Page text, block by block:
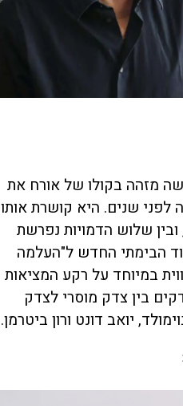
מזהה בקולו של אורח את
שנים. היא קושרת אותו
שלוש הדמויות נפרשת
הבימתי החדש ל"העלמה
במיוחד על רקע המציאות
בין צדק מוסרי לצדק
יואב דונט ורון ביטרמן.